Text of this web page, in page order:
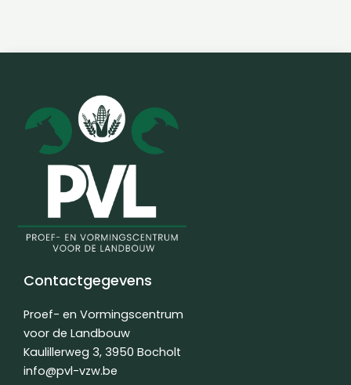
Contactgegevens
Proef- en Vormingscentrum
voor de Landbouw
Kaulillerweg 3, 3950 Bocholt
info@pvl-vzw.be